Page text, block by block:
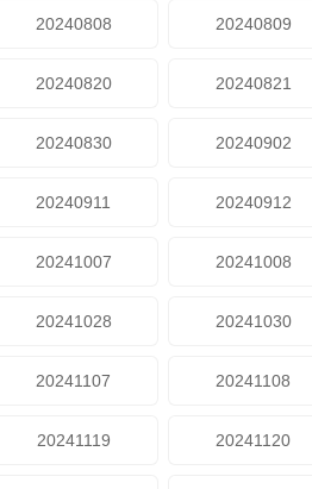
20240808 20240809
20240820 20240821
20240830 20240902
20240911 20240912
20241007 20241008
20241028 20241030
20241107 20241108
20241119 20241120